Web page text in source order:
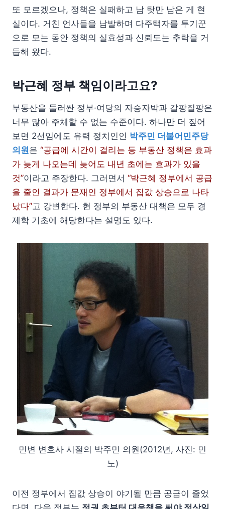
또 모르겠으나, 정책은 실패하고 남 탓만 남은 게 현
실이다. 거친 언사들을 남발하며 다주택자를 투기꾼
으로 모는 동안 정책의 실효성과 신뢰도는 추락을 거
듭해 왔다.
박근혜 정부 책임이라고요?
부동산을 둘러싼 정부·여당의 자승자박과 갈팡질팡은
너무 많아 주체할 수 없는 수준이다. 하나만 더 짚어
보면 2선임에도 유력 정치인인 박주민 더불어민주당
의원은 “공급에 시간이 걸리는 등 부동산 정책은 효과
가 늦게 나오는데 늦어도 내년 초에는 효과가 있을
것”이라고 주장한다. 그러면서 “박근혜 정부에서 공급
을 줄인 결과가 문재인 정부에서 집값 상승으로 나타
났다”고 강변한다. 현 정부의 부동산 대책은 모두 경
제학 기초에 해당한다는 설명도 있다.
민변 변호사 시절의 박주민 의원(2012년, 사진: 민
노)
이전 정부에서 집값 상승이 야기될 만큼 공급이 줄었